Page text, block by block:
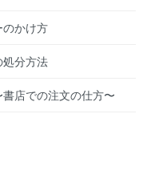
かけ方
分方法
店での注文の仕方〜